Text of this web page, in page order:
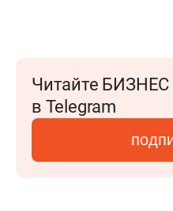
Читайте БИЗНЕС
в Telegram